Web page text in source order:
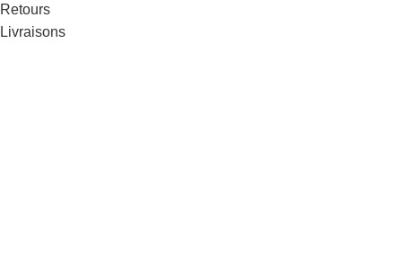
Retours
Livraisons